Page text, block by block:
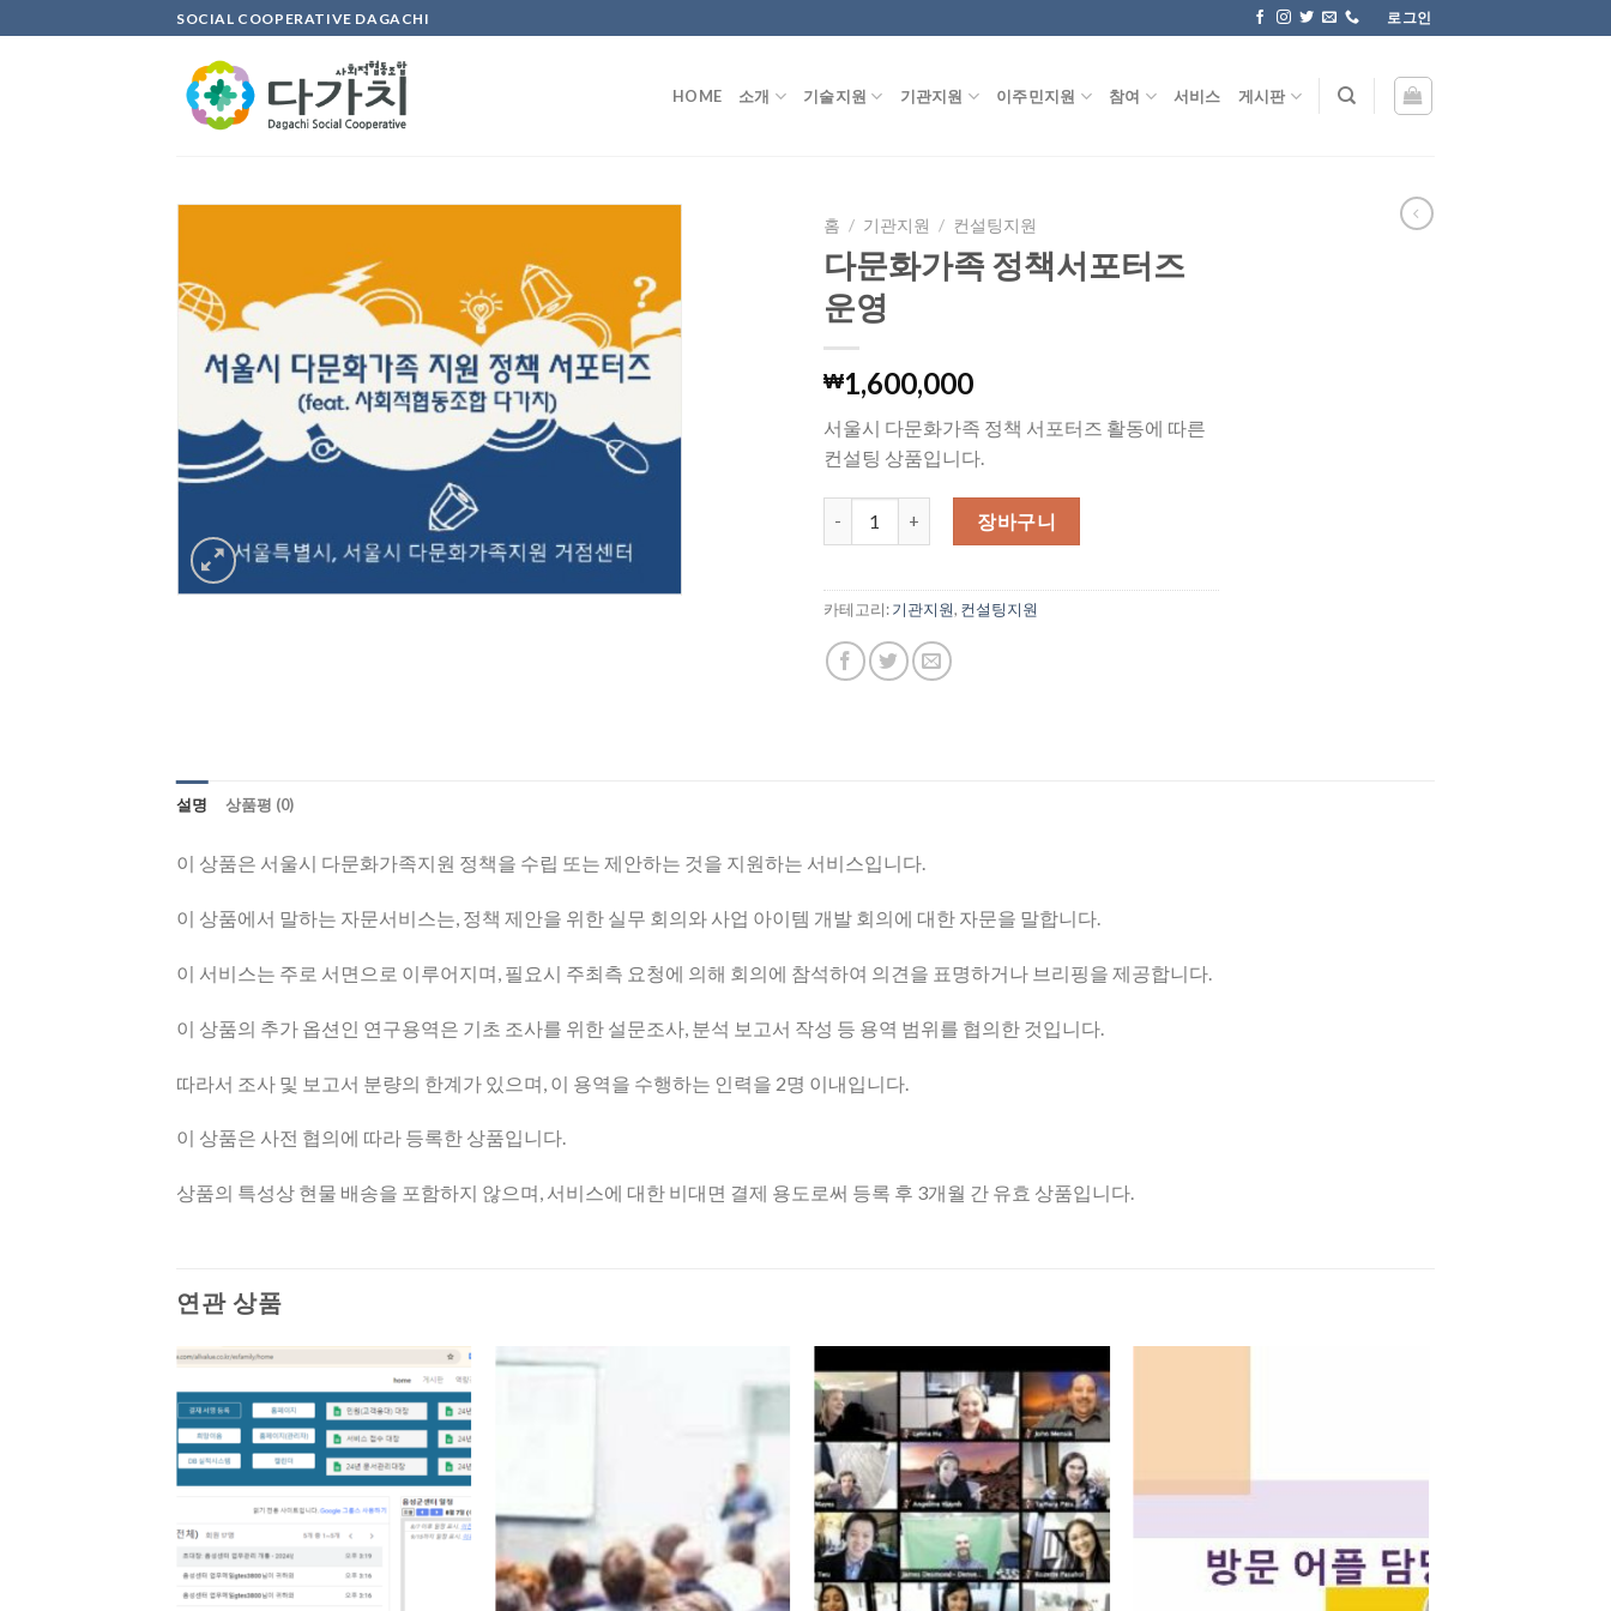
to
SOCIAL COOPERATIVE DAGACHI 로그인
HOME 소개 기술지원 기관지원 이주민지원 참여 서비스 게시판
홈 / 기관지원 / 컨설팅지원
다문화가족 정책서포터즈
운영
₩1,600,000
서울시 다문화가족 정책 서포터즈 활동에 따른
컨설팅 상품입니다.
다문화가족 정책서포터즈 운영 수량
장바구니
카테고리:기관지원, 컨설팅지원
설명 상품평 (0)
이 상품은 서울시 다문화가족지원 정책을 수립 또는 제안하는 것을 지원하는 서비스입니다.
이 상품에서 말하는 자문서비스는, 정책 제안을 위한 실무 회의와 사업 아이템 개발 회의에 대한 자문을 말합니다.
이 서비스는 주로 서면으로 이루어지며, 필요시 주최측 요청에 의해 회의에 참석하여 의견을 표명하거나 브리핑을 제공합니다.
이 상품의 추가 옵션인 연구용역은 기초 조사를 위한 설문조사, 분석 보고서 작성 등 용역 범위를 협의한 것입니다.
따라서 조사 및 보고서 분량의 한계가 있으며, 이 용역을 수행하는 인력을 2명 이내입니다.
이 상품은 사전 협의에 따라 등록한 상품입니다.
상품의 특성상 현물 배송을 포함하지 않으며, 서비스에 대한 비대면 결제 용도로써 등록 후 3개월 간 유효 상품입니다.
연관 상품